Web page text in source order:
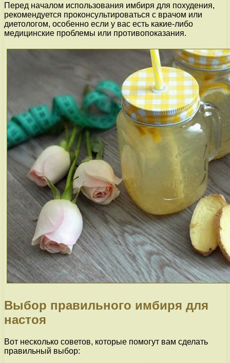
Перед началом использования имбиря для похудения,
рекомендуется проконсультироваться с врачом или
диетологом, особенно если у вас есть какие-либо
медицинские проблемы или противопоказания.
Выбор правильного имбиря для
настоя
Вот несколько советов, которые помогут вам сделать
правильный выбор: